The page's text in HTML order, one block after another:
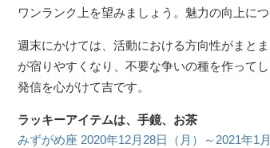
ワンランク上を望みましょう。魅力の向上につ
週末にかけては、活動における方向性がまと
が宿りやすくなり、不要な争いの種を作って
発信を心がけて吉です。
ラッキーアイテムは、手鏡、お茶
みずがめ座 2020年12月28日（月）～2021年1